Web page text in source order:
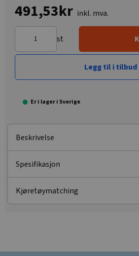
491,53kr inkl. mva.
st
Legg til i tilbud
Er i lager i Sverige
Beskrivelse
Spesifikasjon
Kjøretøymatching